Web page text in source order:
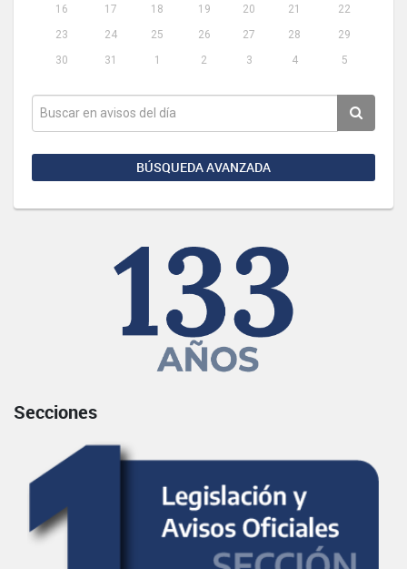
16
17 18 19 20 21
22
23
24 25 26 27 28
29
30
31 1 2 3 4 5
BÚSQUEDA AVANZADA
Secciones